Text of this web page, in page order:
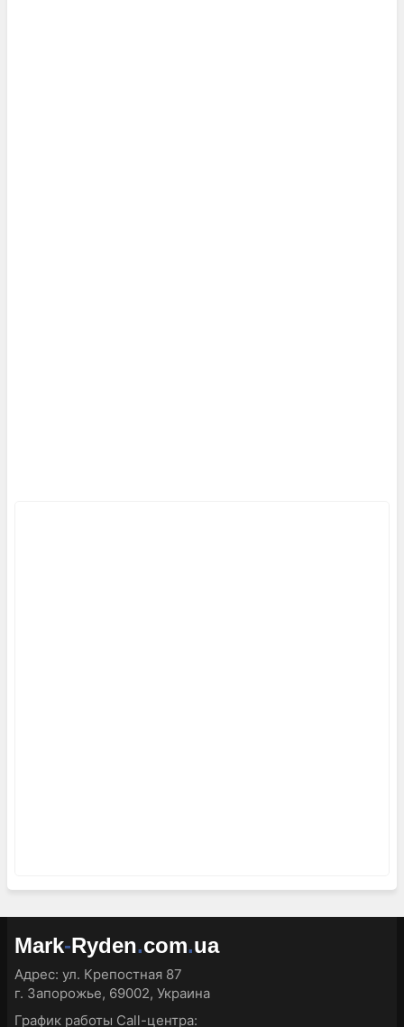
Mark-Ryden.com.ua
Адрес: ул. Крепостная 87
г. Запорожье, 69002, Украина
График работы Call-центра: